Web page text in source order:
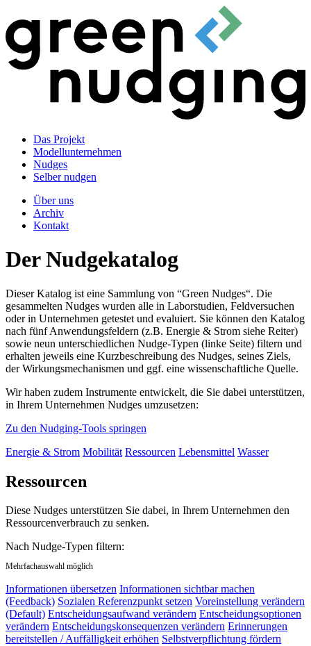
Das Projekt
Modellunternehmen
Nudges
Selber nudgen
Über uns
Archiv
Kontakt
Der Nudgekatalog
Dieser Katalog ist eine Sammlung von “Green Nudges“. Die
gesammelten Nudges wurden alle in Laborstudien, Feldversuchen
oder in Unternehmen getestet und evaluiert. Sie können den Katalog
nach fünf Anwendungsfeldern (z.B. Energie & Strom siehe Reiter)
sowie neun unterschiedlichen Nudge-Typen (linke Seite) filtern und
erhalten jeweils eine Kurzbeschreibung des Nudges, seines Ziels,
der Wirkungsmechanismen und ggf. eine wissenschaftliche Quelle.
Wir haben zudem Instrumente entwickelt, die Sie dabei unterstützen,
in Ihrem Unternehmen Nudges umzusetzen:
Zu den Nudging-Tools springen
Energie & Strom Mobilität Ressourcen Lebensmittel Wasser
Ressourcen
Diese Nudges unterstützen Sie dabei, in Ihrem Unternehmen den
Ressourcenverbrauch zu senken.
Nach Nudge-Typen filtern:
Mehrfachauswahl möglich
Informationen übersetzen Informationen sichtbar machen
(Feedback) Sozialen Referenzpunkt setzen Voreinstellung verändern
(Default) Entscheidungsaufwand verändern Entscheidungsoptionen
verändern Entscheidungskonsequenzen verändern Erinnerungen
bereitstellen / Auffälligkeit erhöhen Selbstverpflichtung fördern